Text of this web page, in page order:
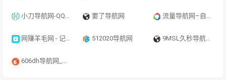
小刀导航网-QQ技术导航,学习技术和找AI资源网从小刀导航网开始！ 要了导航网 流量导航网–自动收录–最懂你的导航网站
网赚羊毛网 - 记得保存哦 512020导航网 9MSL久秒导航_快速上网首页_无广告网址导航_实用网址大全
606dh导航网_常用网址大全_生活服务_让上网更顺溜